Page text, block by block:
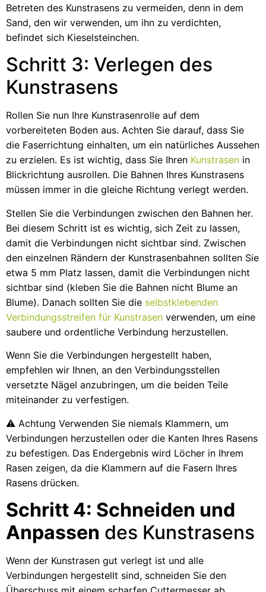
Betreten des Kunstrasens zu vermeiden, denn in dem
Sand, den wir verwenden, um ihn zu verdichten,
befindet sich Kieselsteinchen.
Schritt 3: Verlegen des
Kunstrasens
Rollen Sie nun Ihre Kunstrasenrolle auf dem
vorbereiteten Boden aus. Achten Sie darauf, dass Sie
die Faserrichtung einhalten, um ein natürliches Aussehen
zu erzielen. Es ist wichtig, dass Sie Ihren Kunstrasen in
Blickrichtung ausrollen. Die Bahnen Ihres Kunstrasens
müssen immer in die gleiche Richtung verlegt werden.
Stellen Sie die Verbindungen zwischen den Bahnen her.
Bei diesem Schritt ist es wichtig, sich Zeit zu lassen,
damit die Verbindungen nicht sichtbar sind. Zwischen
den einzelnen Rändern der Kunstrasenbahnen sollten Sie
etwa 5 mm Platz lassen, damit die Verbindungen nicht
sichtbar sind (kleben Sie die Bahnen nicht Blume an
Blume). Danach sollten Sie die selbstklebenden
Verbindungsstreifen für Kunstrasen verwenden, um eine
saubere und ordentliche Verbindung herzustellen.
Wenn Sie die Verbindungen hergestellt haben,
empfehlen wir Ihnen, an den Verbindungsstellen
versetzte Nägel anzubringen, um die beiden Teile
miteinander zu verfestigen.
⚠️ Achtung Verwenden Sie niemals Klammern, um
Verbindungen herzustellen oder die Kanten Ihres Rasens
zu befestigen. Das Endergebnis wird Löcher in Ihrem
Rasen zeigen, da die Klammern auf die Fasern Ihres
Rasens drücken.
Schritt 4: Schneiden und
Anpassen des Kunstrasens
Wenn der Kunstrasen gut verlegt ist und alle
Verbindungen hergestellt sind, schneiden Sie den